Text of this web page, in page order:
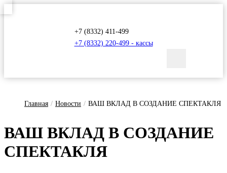
+7 (8332) 411-499
+7 (8332) 220-499 - кассы
Главная / Новости / ВАШ ВКЛАД В СОЗДАНИЕ СПЕКТАКЛЯ
ВАШ ВКЛАД В СОЗ­ДА­НИЕ
СПЕК­ТАКЛЯ